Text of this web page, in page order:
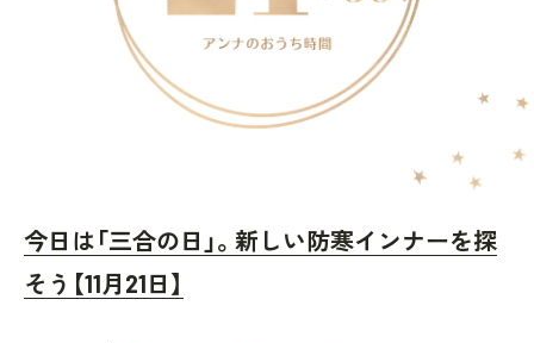
今日は「三合の日」。新しい防寒インナーを探
そう【11月21日】